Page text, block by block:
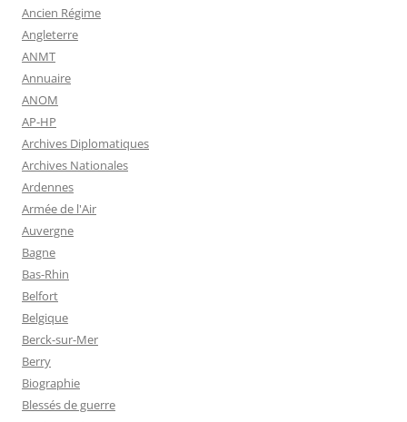
Ancien Régime
Angleterre
ANMT
Annuaire
ANOM
AP-HP
Archives Diplomatiques
Archives Nationales
Ardennes
Armée de l'Air
Auvergne
Bagne
Bas-Rhin
Belfort
Belgique
Berck-sur-Mer
Berry
Biographie
Blessés de guerre